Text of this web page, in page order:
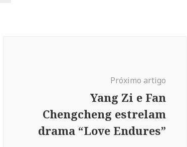
Próximo artigo
Yang Zi e Fan
Chengcheng estrelam
drama “Love Endures”